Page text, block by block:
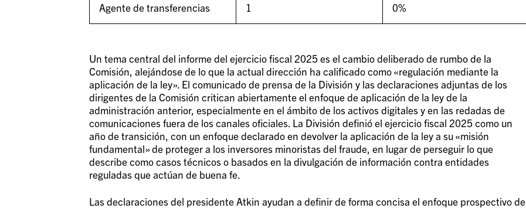
Agente de transferencias 1 0%
Un tema central del informe del ejercicio fiscal 2025 es el cambio deliberado de rumbo de la
Comisión, alejándose de lo que la actual dirección ha calificado como «regulación mediante la
aplicación de la ley». El comunicado de prensa de la División y las declaraciones adjuntas de los
dirigentes de la Comisión critican abiertamente el enfoque de aplicación de la ley de la
administración anterior, especialmente en el ámbito de los activos digitales y en las redadas de
comunicaciones fuera de los canales oficiales. La División definió el ejercicio fiscal 2025 como un
año de transición, con un enfoque declarado en devolver la aplicación de la ley a su «misión
fundamental» de proteger a los inversores minoristas del fraude, en lugar de perseguir lo que
describe como casos técnicos o basados en la divulgación de información contra entidades
reguladas que actúan de buena fe.
Las declaraciones del presidente Atkin ayudan a definir de forma concisa el enfoque prospectivo de